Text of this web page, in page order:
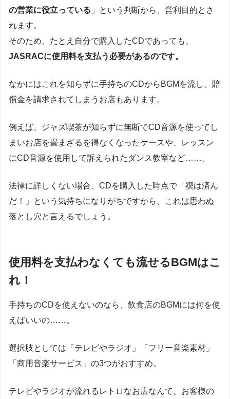
の営業に役立っている 」という判断から、営利目的とさ
れます。
そのため、たとえ自分で購入したCDであっても、
JASRACに使用料を支払う必要があるのです。
なかにはこれを知らずに手持ちのCDからBGMを流し、賠
償金を請求されてしまうお店もあります。
例えば、ジャズ喫茶が知らずに無断でCD音源を使ってし
まいお店を畳まざるを得なくなったケースや、レッスン
にCD音源を使用して訴えられたダンス教室など……。
法律に詳しくない場合、CDを購入した時点で「禊は済ん
だ！」という気持ちになりがちですから、これは思わぬ
落とし穴と言えるでしょう。
使用料を支払わなくても流せるBGMはこ
れ！
手持ちのCDを使えないのなら、飲食店のBGMには何を使
えばいいの……。
選択肢としては「テレビやラジオ」「フリー音楽素材」
「商用音楽サービス」の3つがおすすめ。
テレビやラジオが流れるレトロなお店なんて、お客様の